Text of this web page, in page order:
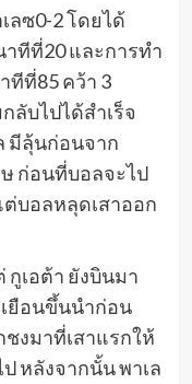
ลซ0-2 โดยได้
าทีที่20 และการทำ
ทีที่85 คว้า 3
ลับไปได้สำเร็จ
มีลุ้นก่อนจาก
ก่อนที่บอลจะไป
ต่บอลหลุดเสาออก
กูเอต้า ยังบินมา
ยือนขึ้นนำก่อน
งมาที่เสาแรกให้
หลังจากนั้น พาเล